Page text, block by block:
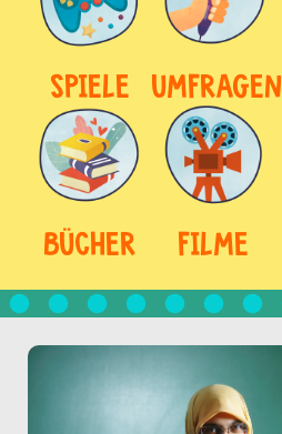
SPIELE UMFRAGEN
BÜCHER FILME